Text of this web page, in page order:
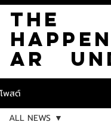
The
Ar
โพสต์
ALL NEWS